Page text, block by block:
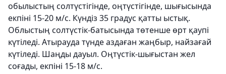
обылыстың солтүстігінде, оңтүстігінде, шығысында
екпіні 15-20 м/с. Күндіз 35 градус қатты ыстық.
Облыстың солтүстік-батысында төтенше өрт қаупі
күтіледі. Атырауда түнде аздаған жаңбыр, найзағай
күтіледі. Шаңды дауыл. Оңтүстік-шығыстан жел
соғады, екпіні 15-18 м/с.